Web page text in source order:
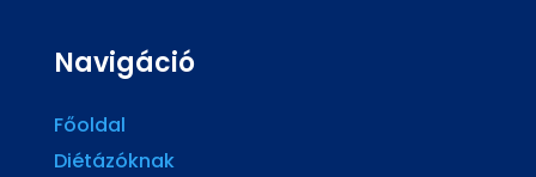
Navigáció
Főoldal
Diétázóknak